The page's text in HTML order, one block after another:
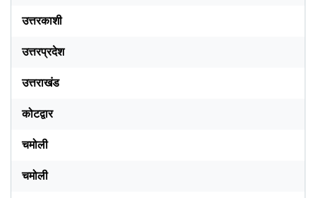
उत्तरकाशी
उत्तरप्रदेश
उत्तराखंड
कोटद्वार
चमोली
चमोली